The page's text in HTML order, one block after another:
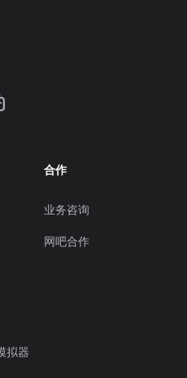
合作
业务咨询
网吧合作
拟器